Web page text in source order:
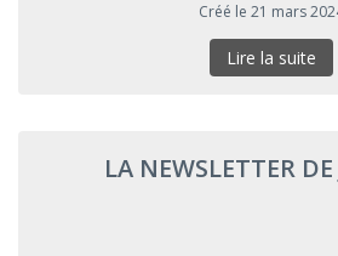
Créé le 21 mars
Lire la suite
LA NEWSLETTER